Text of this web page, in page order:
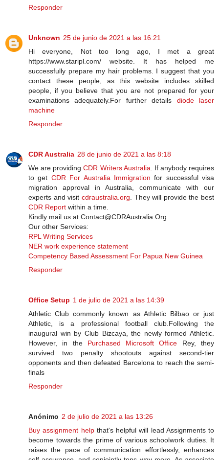
Responder
Unknown 25 de junio de 2021 a las 16:21
Hi everyone, Not too long ago, I met a great
https://www.staripl.com/ website. It has helped me
successfully prepare my hair problems. I suggest that you
contact these people, as this website includes skilled
people, if you believe that you are not prepared for your
examinations adequately.For further details diode laser
machine
Responder
CDR Australia 28 de junio de 2021 a las 8:18
We are providingCDR Writers Australia. If anybody requires
to get CDR For Australia Immigration for successful visa
migration approval in Australia, communicate with our
experts and visit cdraustralia.org. They will provide the best
CDR Report within a time.
Kindly mail us at Contact@CDRAustralia.Org
Our other Services:
RPL Writing Services
NER work experience statement
Competency Based Assessment For Papua New Guinea
Responder
Office Setup 1 de julio de 2021 a las 14:39
Athletic Club commonly known as Athletic Bilbao or just
Athletic, is a professional football club.Following the
inaugural win by Club Bizcaya, the newly formed Athletic.
However, in the Purchased Microsoft Office Rey, they
survived two penalty shootouts against second-tier
opponents and then defeated Barcelona to reach the semi-​
finals
Responder
Anónimo 2 de julio de 2021 a las 13:26
Buy assignment helpthat's helpful will lead Assignments to
become towards the prime of various schoolwork duties. It
raises the pace of communication effortlessly, enhances